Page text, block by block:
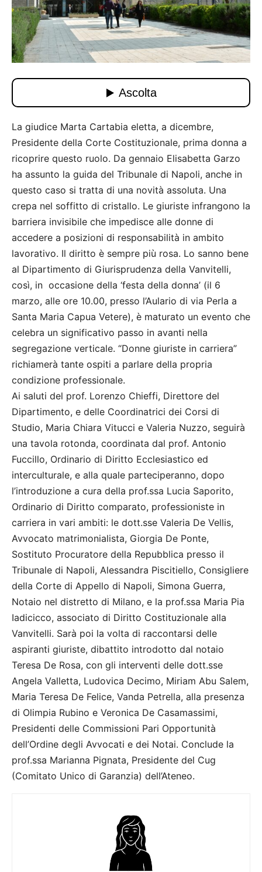
La giudice Marta Cartabia eletta, a dicembre,
Presidente della Corte Costituzionale, prima donna a
ricoprire questo ruolo. Da gennaio Elisabetta Garzo
ha assunto la guida del Tribunale di Napoli, anche in
questo caso si tratta di una novità assoluta. Una
crepa nel soffitto di cristallo. Le giuriste infrangono la
barriera invisibile che impedisce alle donne di
accedere a posizioni di responsabilità in ambito
lavorativo. Il diritto è sempre più rosa. Lo sanno bene
al Dipartimento di Giurisprudenza della Vanvitelli,
così, in occasione della ‘festa della donna’ (il 6
marzo, alle ore 10.00, presso l’Aulario di via Perla a
Santa Maria Capua Vetere), è maturato un evento che
celebra un significativo passo in avanti nella
segregazione verticale. “Donne giuriste in carriera”
richiamerà tante ospiti a parlare della propria
condizione professionale.
Ai saluti del prof. Lorenzo Chieffi, Direttore del
Dipartimento, e delle Coordinatrici dei Corsi di
Studio, Maria Chiara Vitucci e Valeria Nuzzo, seguirà
una tavola rotonda, coordinata dal prof. Antonio
Fuccillo, Ordinario di Diritto Ecclesiastico ed
interculturale, e alla quale parteciperanno, dopo
l’introduzione a cura della prof.ssa Lucia Saporito,
Ordinario di Diritto comparato, professioniste in
carriera in vari ambiti: le dott.sse Valeria De Vellis,
Avvocato matrimonialista, Giorgia De Ponte,
Sostituto Procuratore della Repubblica presso il
Tribunale di Napoli, Alessandra Piscitiello, Consigliere
della Corte di Appello di Napoli, Simona Guerra,
Notaio nel distretto di Milano, e la prof.ssa Maria Pia
Iadicicco, associato di Diritto Costituzionale alla
Vanvitelli. Sarà poi la volta di raccontarsi delle
aspiranti giuriste, dibattito introdotto dal notaio
Teresa De Rosa, con gli interventi delle dott.sse
Angela Valletta, Ludovica Decimo, Miriam Abu Salem,
Maria Teresa De Felice, Vanda Petrella, alla presenza
di Olimpia Rubino e Veronica De Casamassimi,
Presidenti delle Commissioni Pari Opportunità
dell’Ordine degli Avvocati e dei Notai. Conclude la
prof.ssa Marianna Pignata, Presidente del Cug
(Comitato Unico di Garanzia) dell’Ateneo.